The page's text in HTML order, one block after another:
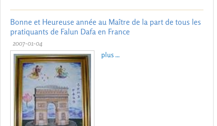
Bonne et Heureuse année au Maître de la part de tous les
pratiquants de Falun Dafa en France
2007-01-04
plus ...